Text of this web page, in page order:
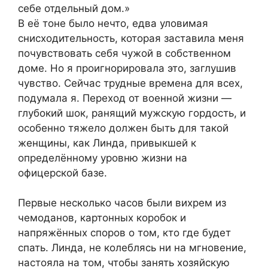
себе отдельный дом.»
В её тоне было нечто, едва уловимая
снисходительность, которая заставила меня
почувствовать себя чужой в собственном
доме. Но я проигнорировала это, заглушив
чувство. Сейчас трудные времена для всех,
подумала я. Переход от военной жизни —
глубокий шок, ранящий мужскую гордость, и
особенно тяжело должен быть для такой
женщины, как Линда, привыкшей к
определённому уровню жизни на
офицерской базе.
Первые несколько часов были вихрем из
чемоданов, картонных коробок и
напряжённых споров о том, кто где будет
спать. Линда, не колеблясь ни на мгновение,
настояла на том, чтобы занять хозяйскую